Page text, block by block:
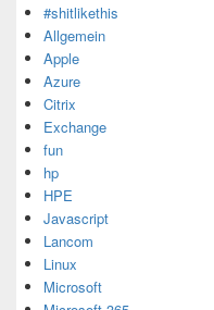
#shitlikethis
Allgemein
Apple
Azure
Citrix
Exchange
fun
hp
HPE
Javascript
Lancom
Linux
Microsoft